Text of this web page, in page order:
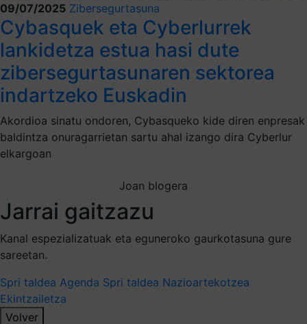
09/07/2025 Zibersegurtasuna
Cybasquek eta Cyberlurrek
lankidetza estua hasi dute
zibersegurtasunaren sektorea
indartzeko Euskadin
Akordioa sinatu ondoren, Cybasqueko kide diren enpresak
baldintza onuragarrietan sartu ahal izango dira Cyberlur
elkargoan
Joan blogera
Jarrai gaitzazu
Kanal espezializatuak eta eguneroko gaurkotasuna gure
sareetan.
Spri taldea Agenda Spri taldea Nazioartekotzea
Ekintzailetza
Volver